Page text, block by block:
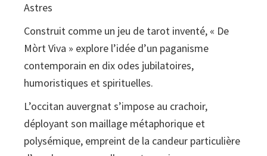
Astres
Construit comme un jeu de tarot inventé, « De
Mòrt Viva » explore l’idée d’un paganisme
contemporain en dix odes jubilatoires,
humoristiques et spirituelles.
L’occitan auvergnat s’impose au crachoir,
déployant son maillage métaphorique et
polysémique, empreint de la candeur particulière